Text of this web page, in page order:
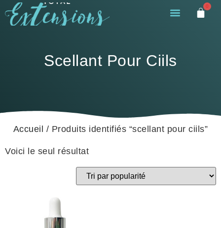
0
Scellant Pour Ciils
Accueil / Produits identifiés “scellant pour ciils”
Voici le seul résultat